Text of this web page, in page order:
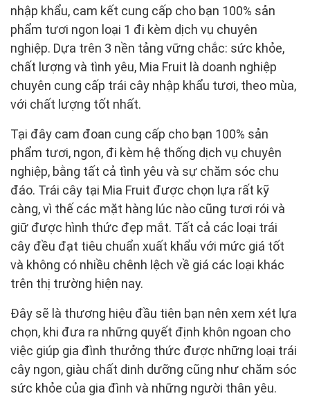
nhập khẩu, cam kết cung cấp cho bạn 100% sản
phẩm tươi ngon loại 1 đi kèm dịch vụ chuyên
nghiệp. Dựa trên 3 nền tảng vững chắc: sức khỏe,
chất lượng và tình yêu, Mia Fruit là doanh nghiệp
chuyên cung cấp trái cây nhập khẩu tươi, theo mùa,
với chất lượng tốt nhất.
Tại đây cam đoan cung cấp cho bạn 100% sản
phẩm tươi, ngon, đi kèm hệ thống dịch vụ chuyên
nghiệp, bằng tất cả tình yêu và sự chăm sóc chu
đáo. Trái cây tại Mia Fruit được chọn lựa rất kỹ
càng, vì thế các mặt hàng lúc nào cũng tươi rói và
giữ được hình thức đẹp mắt. Tất cả các loại trái
cây đều đạt tiêu chuẩn xuất khẩu với mức giá tốt
và không có nhiều chênh lệch về giá các loại khác
trên thị trường hiện nay.
Đây sẽ là thương hiệu đầu tiên bạn nên xem xét lựa
chọn, khi đưa ra những quyết định khôn ngoan cho
việc giúp gia đình thưởng thức được những loại trái
cây ngon, giàu chất dinh dưỡng cũng như chăm sóc
sức khỏe của gia đình và những người thân yêu.